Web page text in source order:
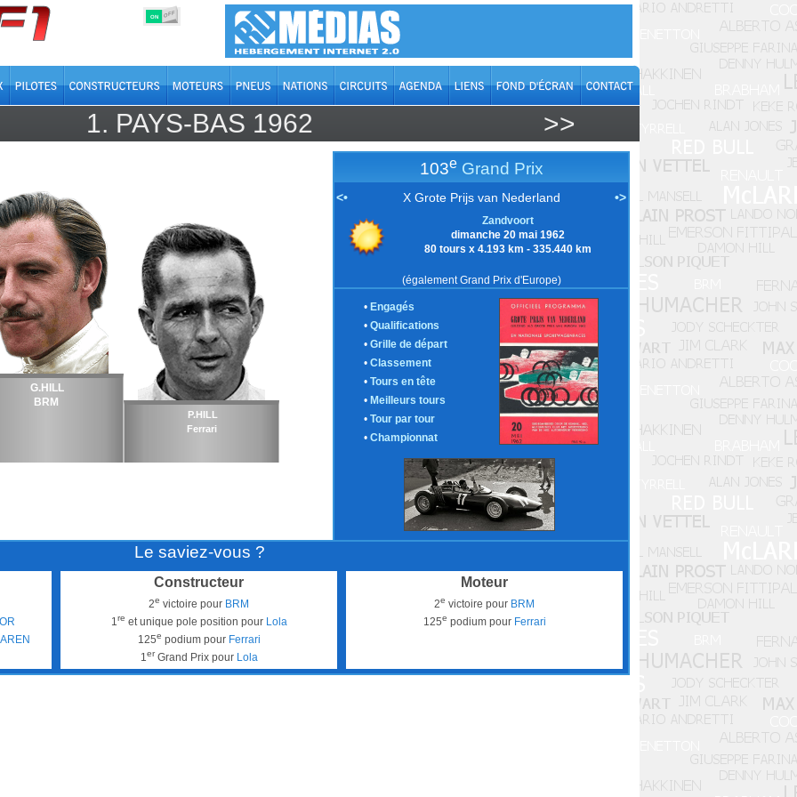
ON OFF
1. PAYS-BAS 1962 >>
G.HILL
BRM
P.HILL
Ferrari
103e Grand Prix
<• X Grote Prijs van Nederland •>
Zandvoort
dimanche 20 mai 1962
80 tours x 4.193 km - 335.440 km
(également Grand Prix d'Europe)
• Engagés
• Qualifications
• Grille de départ
• Classement
• Tours en tête
• Meilleurs tours
• Tour par tour
• Championnat
Le saviez-vous ?
Constructeur
2e victoire pour BRM
1re et unique pole position pour Lola
125e podium pour Ferrari
1er Grand Prix pour Lola
Moteur
2e victoire pour BRM
125e podium pour Ferrari